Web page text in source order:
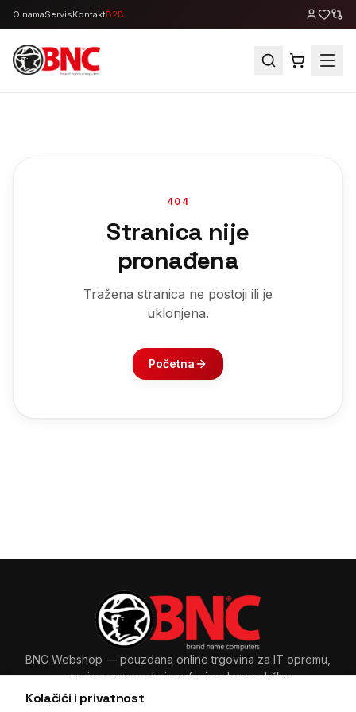
O namaServisKontaktB2B
Kolačići i privatnost
404
Stranica nije
pronađena
Tražena stranica ne postoji ili je
uklonjena.
Početna
BNC Webshop — pouzdana online trgovina za IT opremu,
gaming proizvode i profesionalnu podršku.